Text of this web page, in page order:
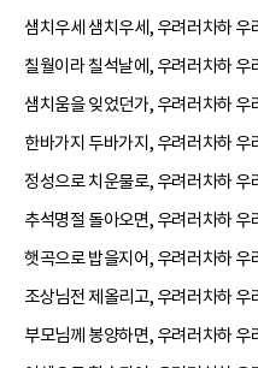
샘치우세 샘치우세, 우려러차하 우
칠월이라 칠석날에, 우려러차하 우
샘치움을 잊었던가, 우려러차하 우
한바가지 두바가지, 우려러차하 우
정성으로 치운물로, 우려러차하 우
추석명절 돌아오면, 우려러차하 우
햇곡으로 밥을지어, 우려러차하 우
조상님전 제올리고, 우려러차하 우
부모님께 봉양하면, 우려러차하 우